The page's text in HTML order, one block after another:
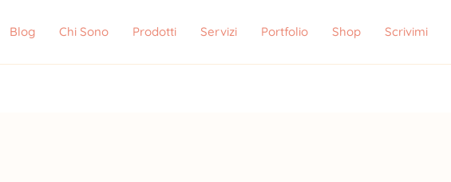
Blog Chi Sono Prodotti Servizi Portfolio Shop Scrivimi